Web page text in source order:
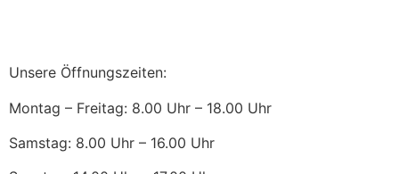
Unsere Öffnungszeiten:
Montag – Freitag: 8.00 Uhr – 18.00 Uhr
Samstag: 8.00 Uhr – 16.00 Uhr